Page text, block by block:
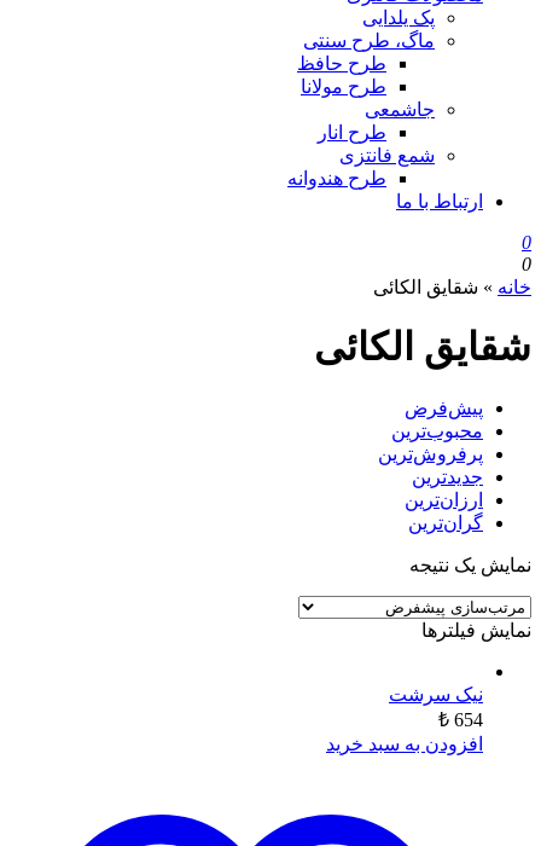
پک یلدایی
ماگ، طرح سنتی
طرح حافظ
طرح مولانا
جاشمعی
طرح انار
شمع فانتزی
طرح هندوانه
ارتباط با ما
0
0
خانه » شقایق الکائی
شقایق الکائی
پیش‌فرض
محبوب‌ترین
پرفروش‌ترین
جدیدترین
ارزان‌ترین
گران‌ترین
نمایش یک نتیجه
نمایش فیلترها
نیک سرشت
654
₺
افزودن به سبد خرید